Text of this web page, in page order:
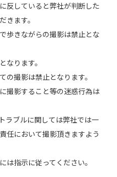
反していると弊社が判断した
きます。
歩きながらの撮影は禁止とな
ります。
撮影は禁止となります。
撮影すること等の迷惑行為は
ラブルに関しては弊社では一
任において撮影頂きますよう
指示に従ってください。